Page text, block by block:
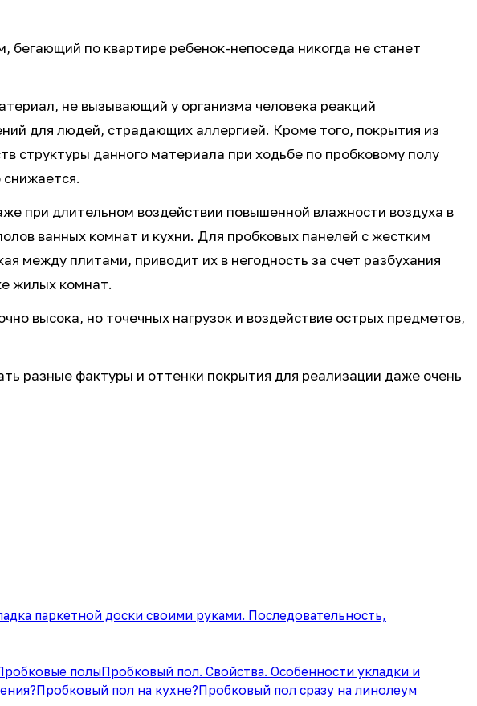
бегающий по квартире ребенок-непоседа никогда не станет
не вызывающий у организма человека реакций
для людей, страдающих аллергией. Кроме того, покрытия из
структуры данного материала при ходьбе по пробковому полу
снижается.
при длительном воздействии повышенной влажности воздуха в
ванных комнат и кухни. Для пробковых панелей с жестким
между плитами, приводит их в негодность за счет разбухания
жилых комнат.
высока, но точечных нагрузок и воздействие острых предметов,
разные фактуры и оттенки покрытия для реализации даже очень
паркетной доски своими руками. Последовательность,
полыПробковый пол. Свойства. Особенности укладки и
Пробковый пол на кухне? Пробковый пол сразу на линолеум